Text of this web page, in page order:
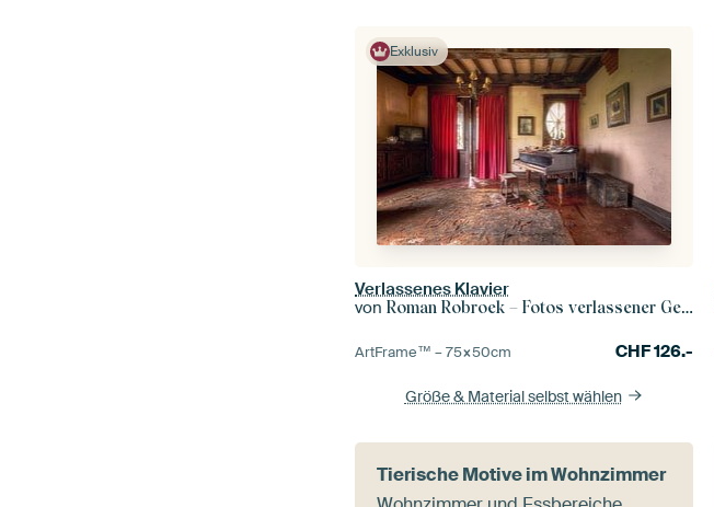
Exklusiv
Verlassenes Klavier
vonRoman Robroek – Fotos verlassener Gebäude
ArtFrame™ –75×50cm CHF126.-
Größe & Material selbst wählen
Tierische Motive im Wohnzimmer